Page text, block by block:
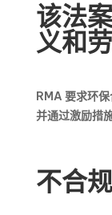
该法
义和
RMA 要求环
并通过激励措
不合